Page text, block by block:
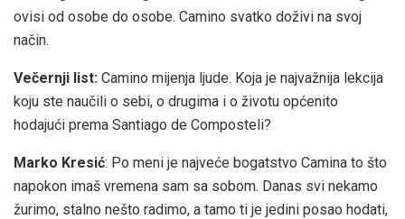
ovisi od osobe do osobe. Camino svatko doživi na svoj
način.
Večernji list: Camino mijenja ljude. Koja je najvažnija lekcija
koju ste naučili o sebi, o drugima i o životu općenito
hodajući prema Santiago de Composteli?
Marko Kresić: Po meni je najveće bogatstvo Camina to što
napokon imaš vremena sam sa sobom. Danas svi nekamo
žurimo, stalno nešto radimo, a tamo ti je jedini posao hodati,